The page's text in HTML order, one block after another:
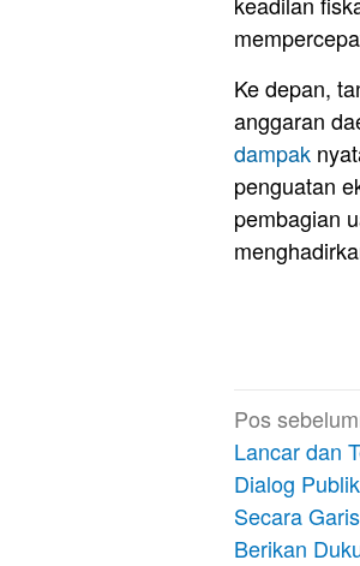
Ke depan,
anggaran
dampak
penguatan
pembagian
Navigasi
pos
Pos
Lancar dan
Dialog
Secara
Berikan